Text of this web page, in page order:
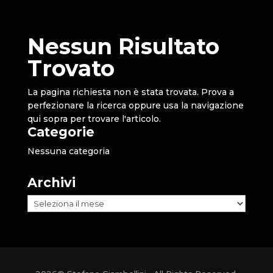
Nessun Risultato
Trovato
La pagina richiesta non è stata trovata. Prova a
perfezionare la ricerca oppure usa la navigazione
qui sopra per trovare l'articolo.
Categorie
Nessuna categoria
Archivi
Archivi